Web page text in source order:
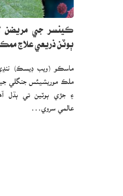
ڪينسر جي مريضن
ٻوٽن ذريعي علاج
ماسڪو (ويب ڊيسڪ)
ملڪ موريشيئس جنگلي
۽ جڙي ٻوٽين تي ٻڌل
عالمي سروي…